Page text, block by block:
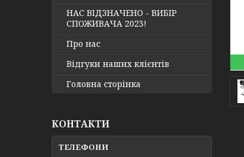
НАС ВІДЗНАЧЕНО - ВИБІР
СПОЖИВАЧА 2023!
Про нас
Відгуки наших клієнтів
Головна сторінка
КОНТАКТИ